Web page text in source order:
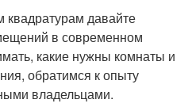
квадратурам давайте
в современном
какие нужны комнаты и
обратимся к опыту
владельцами.